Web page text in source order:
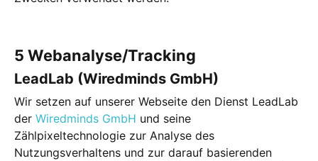
5 Webanalyse/Tracking
LeadLab (Wiredminds GmbH)
Wir setzen auf unserer Webseite den Dienst LeadLab
der Wiredminds GmbH und seine
Zählpixeltechnologie zur Analyse des
Nutzungsverhaltens und zur darauf basierenden